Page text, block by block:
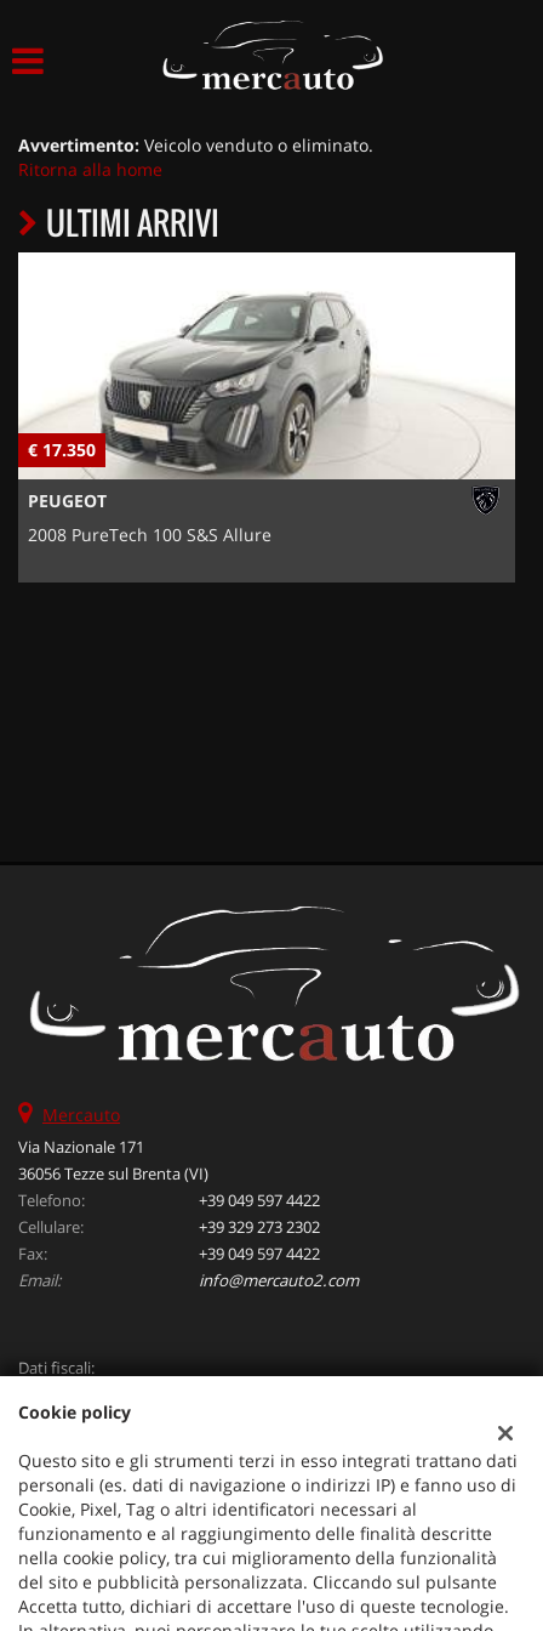
ACQUISTIAMO USATO
ASSISTENZA
NOLEGGIO LUNGO TERMINE
NOLEGGIO BREVE TERMINE
CONTATTI
Avvertimento: Veicolo venduto o eliminato.
Ritorna alla home
ULTIMI ARRIVI
€ 17.350
PEUGEOT
2008 PureTech 100 S&S Allure
Mercauto
Via Nazionale 171
36056 Tezze sul Brenta (VI)
Telefono:
+39 049 597 4422
Cellulare:
+39 329 273 2302
Fax:
+39 049 597 4422
Email:
info@mercauto2.com
Dati fiscali:
Via Nazionale, 171 PD - 36056 Tezze sul Brenta
Registro delle imprese:PD
Cookie policy
Questo sito e gli strumenti terzi in esso integrati trattano dati
personali (es. dati di navigazione o indirizzi IP) e fanno uso di
Cookie, Pixel, Tag o altri identificatori necessari al
funzionamento e al raggiungimento delle finalità descritte
nella cookie policy, tra cui miglioramento della funzionalità
del sito e pubblicità personalizzata. Cliccando sul pulsante
Accetta tutto, dichiari di accettare l'uso di queste tecnologie.